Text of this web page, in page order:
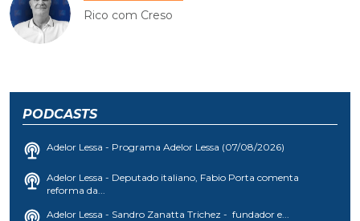
Rico com Creso
PODCASTS
Adelor Lessa - Programa Adelor Lessa (07/08/2026)
Adelor Lessa - Deputado italiano, Fabio Porta comenta
reforma da...
Adelor Lessa - Sandro Zanatta Trichez - fundador e...